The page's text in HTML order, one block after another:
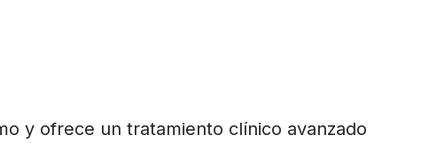
y ofrece un tratamiento clínico avanzado